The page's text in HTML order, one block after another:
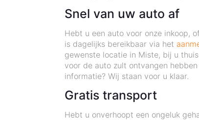
Snel van uw auto af
Hebt u een auto voor onze inkoop,
is dagelijks bereikbaar via het
gewenste locatie in Miste, bij u
voor de auto zult ontvangen
informatie? Wij staan voor u klaar.
Gratis transport
Hebt u onverhoopt een ongeluk